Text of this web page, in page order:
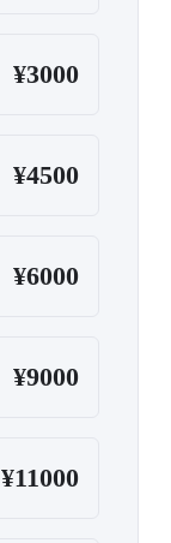
¥3000
¥4500
¥6000
¥9000
¥11000